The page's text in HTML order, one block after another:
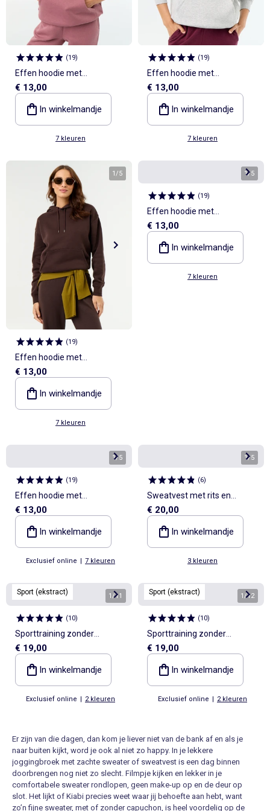
(19)
Effen hoodie met
kangoeroezak
€ 13,00
In winkelmandje
7 kleuren
(19)
Effen hoodie met
kangoeroezak
€ 13,00
In winkelmandje
7 kleuren
1/5
(19)
Effen hoodie met
kangoeroezak
€ 13,00
In winkelmandje
7 kleuren
1/5
(19)
Effen hoodie met
kangoeroezak
€ 13,00
In winkelmandje
7 kleuren
1/5
(19)
Effen hoodie met
kangoeroezak
€ 13,00
In winkelmandje
Exclusief online | 7 kleuren
1/5
(6)
Sweatvest met rits en
overhemdkraag
€ 20,00
In winkelmandje
3 kleuren
Sport (ekstract) 1 /11
(10)
Sporttraining zonder
mouwen - (ekstract)
€ 19,00
In winkelmandje
Exclusief online | 2 kleuren
Sport (ekstract) 1 /12
(10)
Sporttraining zonder
mouwen - (ekstract)
€ 19,00
In winkelmandje
Exclusief online | 2 kleuren
Er zijn van die dagen, dan kom je liever niet van de bank af en als je
naar buiten kijkt, word je ook al niet zo happy. In je lekkere
joggingbroek met zachte sweater of sweatvest is een dag binnen
doorbrengen nog niet zo slecht. Filmpje kijken en lekker in je
comfortabele sweater rondlopen, geen make-up op en de deur op
slot. Het lijkt of Kiabi precies weet waar jij behoefte aan hebt, want
zo’n fijne sweater, met of zonder capuchon, is heel voordelig op de